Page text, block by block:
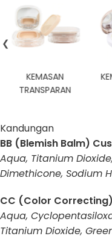
KEMASAN
TRANSPARAN
❮
Kandungan
BB (Blemish Balm)
Aqua, Titanium
Dimethicone, Sodium
CC (Color
Aqua,
Titanium Dioxide,